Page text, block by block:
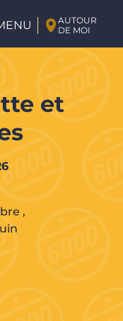
AUTOUR
DE MOI
et
,